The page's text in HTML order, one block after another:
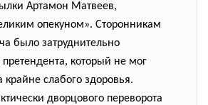
Артамон Матвеев,
опекуном». Сторонникам
было затруднительно
который не мог
крайне слабого здоровья.
дворцового переворота